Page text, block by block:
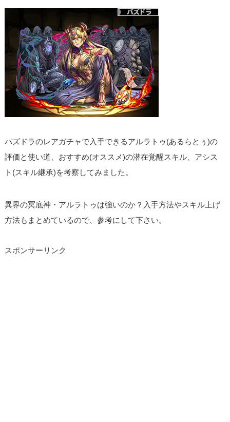
パズドラのレアガチャで入手できるアルラトゥ(あるらとぅ)の
評価と使い道、おすすめ(オススメ)の潜在覚醒スキル、アシス
ト(スキル継承)を考察してみました。
異界の冥底神・アルラトゥは強いのか？入手方法やスキル上げ
方法もまとめているので、参考にして下さい。
スポンサーリンク